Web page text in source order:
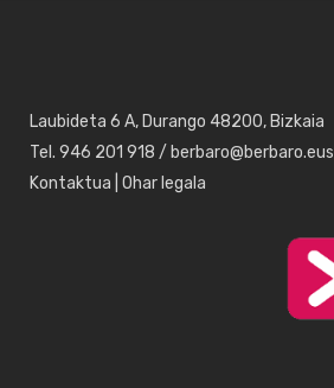
Laubideta 6 A, Durango 48200, Bizkaia
Tel. 946 201 918 / berbaro@berbaro.eus
Kontaktua Ohar legala